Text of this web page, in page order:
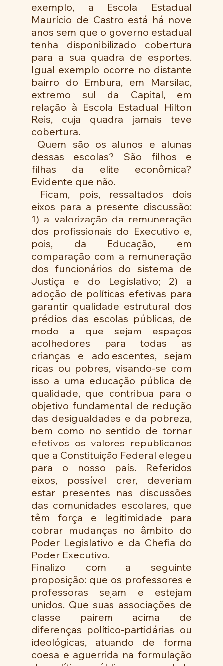
exemplo, a Escola Estadual
Maurício de Castro está há nove
anos sem que o governo estadual
tenha disponibilizado cobertura
para a sua quadra de esportes.
Igual exemplo ocorre no distante
bairro do Embura, em Marsilac,
extremo sul da Capital, em
relação à Escola Estadual Hilton
Reis, cuja quadra jamais teve
cobertura.
dessas escolas? São filhos e
filhas da elite econômica?
Evidente que não.
eixos para a presente discussão:
1) a valorização da remuneração
dos profissionais do Executivo e,
pois, da Educação, em
comparação com a remuneração
dos funcionários do sistema de
Justiça e do Legislativo; 2) a
adoção de políticas efetivas para
garantir qualidade estrutural dos
prédios das escolas públicas, de
modo a que sejam espaços
acolhedores para todas as
crianças e adolescentes, sejam
ricas ou pobres, visando-se com
isso a uma educação pública de
qualidade, que contribua para o
objetivo fundamental de redução
das desigualdades e da pobreza,
bem como no sentido de tornar
efetivos os valores republicanos
que a Constituição Federal elegeu
para o nosso país. Referidos
eixos, possível crer, deveriam
estar presentes nas discussões
das comunidades escolares, que
têm força e legitimidade para
cobrar mudanças no âmbito do
Poder Legislativo e da Chefia do
Poder Executivo.
Finalizo com a seguinte
proposição: que os professores e
professoras sejam e estejam
unidos. Que suas associações de
classe pairem acima de
diferenças político-partidárias ou
ideológicas, atuando de forma
coesa e aguerrida na formulação